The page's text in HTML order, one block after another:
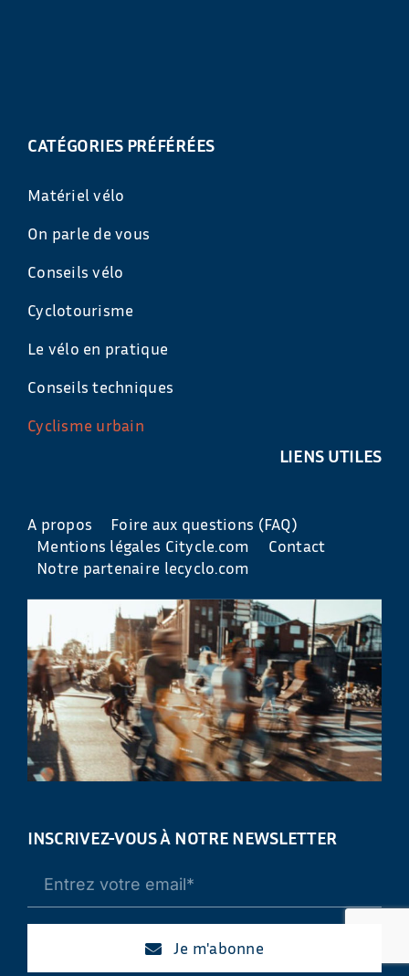
CATÉGORIES PRÉFÉRÉES
Matériel vélo
On parle de vous
Conseils vélo
Cyclotourisme
Le vélo en pratique
Conseils techniques
Cyclisme urbain
LIENS UTILES
A propos
Foire aux questions (FAQ)
Mentions légales Citycle.com
Contact
Notre partenaire lecyclo.com
INSCRIVEZ-VOUS À NOTRE NEWSLETTER
Je m'abonne